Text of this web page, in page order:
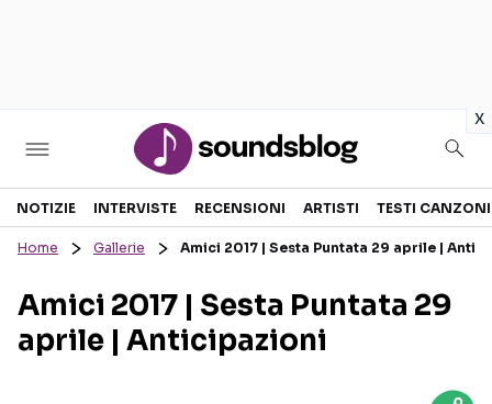
x
Sezioni
RECENSIONI MUSICALI
INTERVISTE
TESTI CANZONI
TOUR ED EVENTI
NOTIZIE INTERVISTE RECENSIONI ARTISTI TESTI CANZONI
Home Gallerie Amici 2017 | Sesta Puntata 29 aprile |
Amici 2017 | Sesta Puntata 29
aprile | Anticipazioni